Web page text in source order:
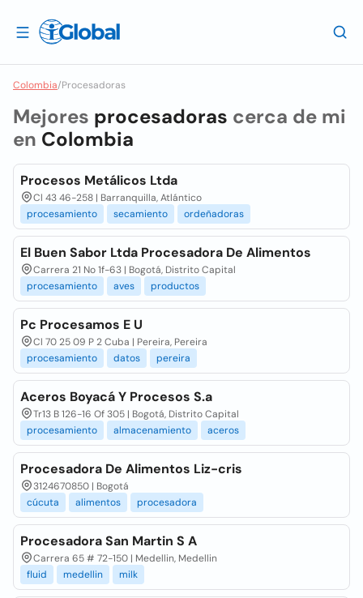
Colombia/Procesadoras
Mejores procesadoras cerca de mi
en Colombia
Procesos Metálicos Ltda
Cl 43 46-258 | Barranquilla, Atlántico
procesamiento
secamiento ordeñadoras
El Buen Sabor Ltda Procesadora De Alimentos
Carrera 21 No 1f-63 | Bogotá, Distrito Capital
procesamiento
aves productos
Pc Procesamos E U
Cl 70 25 09 P 2 Cuba | Pereira, Pereira
procesamiento
datos pereira
Aceros Boyacá Y Procesos S.a
Tr13 B 126-16 Of 305 | Bogotá, Distrito Capital
procesamiento
almacenamiento aceros
Procesadora De Alimentos Liz-cris
3124670850 | Bogotá
cúcuta
alimentos procesadora
Procesadora San Martin S A
Carrera 65 # 72-150 | Medellin, Medellin
fluid
medellin milk